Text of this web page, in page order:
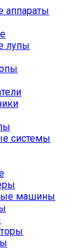
аппараты
лупы
системы
машины